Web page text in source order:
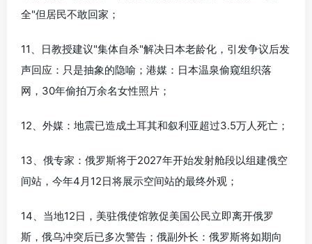
全"但居民不敢回家；
11、日教授建议"集体自杀"解决日本老龄化，引发争议后发
声回应：只是抽象的隐喻；港媒：日本温泉偷窥组织落
网，30年偷拍万余名女性照片；
12、外媒：地震已造成土耳其和叙利亚超过3.5万人死亡；
13、俄专家：俄罗斯将于2027年开始发射舱段以组建俄空
间站，今年4月12日将展示空间站的最终外观；
14、当地12日，美驻俄使馆敦促美国公民立即离开俄罗
斯，俄乌冲突后已多次警告；俄副外长：俄罗斯将如期向